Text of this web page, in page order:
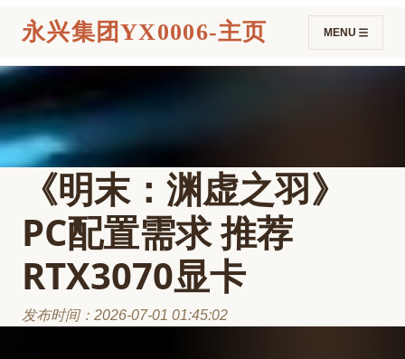
永兴集团YX0006-主页 MENU
《明末：渊虚之羽》
PC配置需求 推荐
RTX3070显卡
发布时间：2026-07-01 01:45:02